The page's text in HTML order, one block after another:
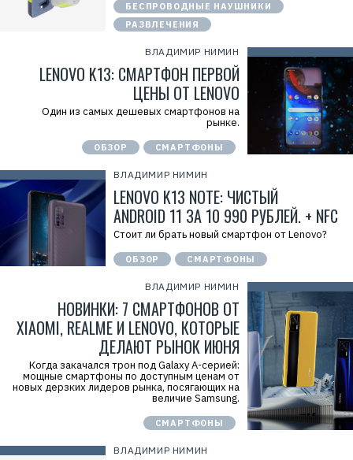
БЕСПРОВОДНЫЕ НАУШНИКИ
РАЗВЛЕЧЕНИЯ
ВЛАДИМИР НИМИН
LENOVO K13: СМАРТФОН ПЕРВОЙ
ЦЕНЫ ОТ LENOVO
Один из самых дешевых смартфонов на
рынке.
ОБЗОР СМАРТФОНЫ
ВЛАДИМИР НИМИН
LENOVO K13 NOTE: ЧИСТЫЙ
ANDROID 11 ЗА 10 990 РУБЛЕЙ. + NFC
Стоит ли брать новый смартфон от Lenovo?
ОБЗОР СМАРТФОНЫ
ВЛАДИМИР НИМИН
НОВИНКИ: 7 СМАРТФОНОВ ОТ
XIAOMI, REALME И LENOVO, КОТОРЫЕ
ДЕЛАЮТ РЫНОК ИЮНЯ
Когда закачался трон под Galaxy А-серией:
мощные смартфоны по доступным ценам от
новых дерзких лидеров рынка, посягающих на
величие Samsung.
СМАРТФОНЫ
ВЛАДИМИР НИМИН